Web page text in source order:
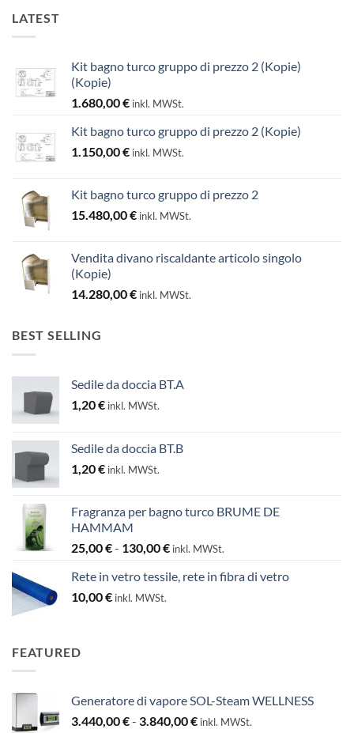
LATEST
Kit bagno turco gruppo di prezzo 2 (Kopie)
(Kopie)
1.680,00€ inkl. MWSt.
Kit bagno turco gruppo di prezzo 2 (Kopie)
1.150,00€ inkl. MWSt.
Kit bagno turco gruppo di prezzo 2
15.480,00€ inkl. MWSt.
Vendita divano riscaldante articolo singolo
(Kopie)
14.280,00€ inkl. MWSt.
BEST SELLING
Sedile da doccia BT.A
1,20€ inkl. MWSt.
Sedile da doccia BT.B
1,20€ inkl. MWSt.
Fragranza per bagno turco BRUME DE
HAMMAM
25,00€- 130,00€Fascia
prezzo:
inkl. MWSt.
Rete in vetro tessile, rete in fibra di vetro
10,00€ inkl. MWSt.
FEATURED
Generatore di vapore SOL-Steam WELLNESS
3.440,00€- 3.840,00€Fascia
inkl. MWSt.